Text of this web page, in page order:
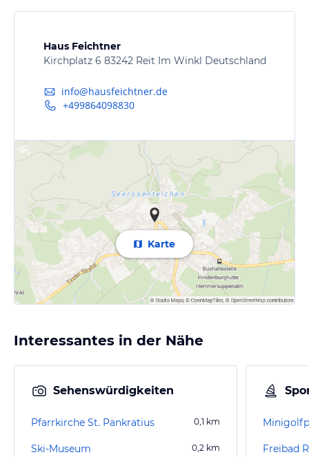
Haus Feichtner
Kirchplatz 6 83242 Reit Im Winkl Deutschland
info@hausfeichtner.de
+499864098830
Karte
Interessantes in der Nähe
Sehenswürdigkeiten
Pfarrkirche St. Pankratius 0,1 km
Ski-Museum 0,2 km Freibad